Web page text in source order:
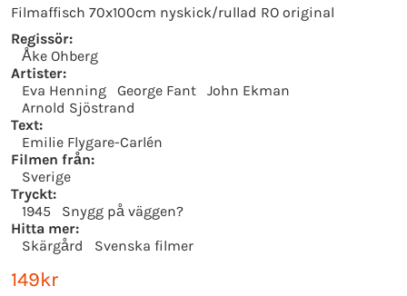
Filmaffisch 70x100cm nyskick/rullad RO original
Regissör:
Åke Ohberg
Artister:
Eva Henning
George Fant
John Ekman
Arnold Sjöstrand
Text:
Emilie Flygare-Carlén
Filmen från:
Sverige
Tryckt:
1945
Snygg på väggen?
Hitta mer:
Skärgård
Svenska filmer
149kr